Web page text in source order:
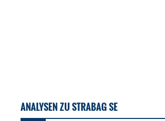
ANALYSEN ZU STRABAG SE